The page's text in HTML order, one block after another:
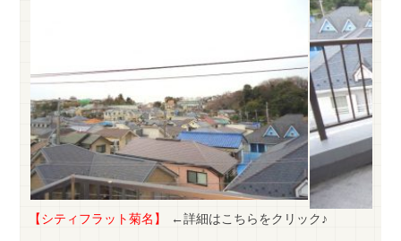
【シティフラット菊名】 ←詳細はこちらをクリック♪